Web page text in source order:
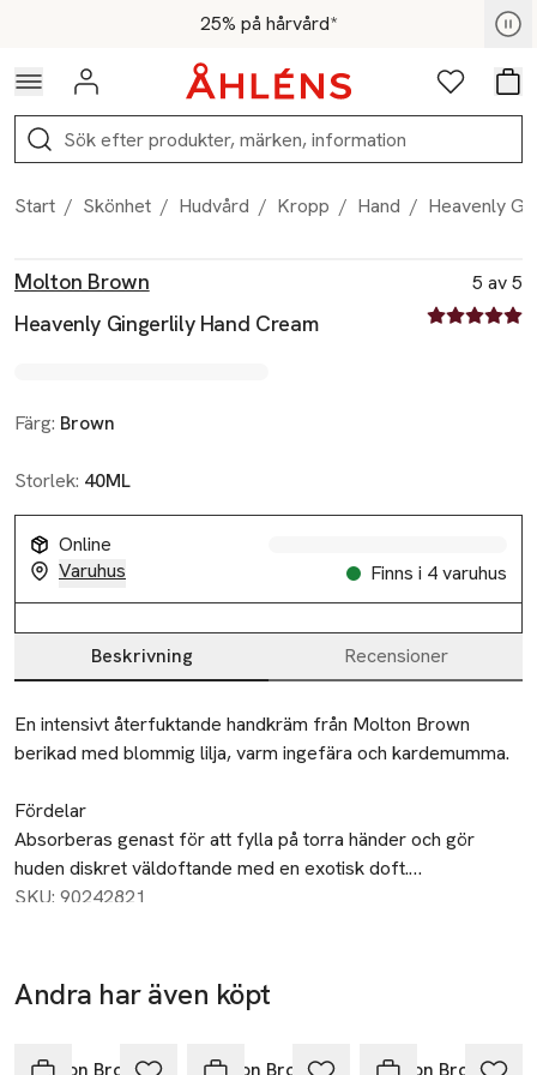
Hoppa till navigationsmenyn25% på hårvård*
För medlemmar - Shoppa nu
Logga in Favoriter
Sök
Start / Skönhet / Hudvård / Kropp / Hand / Heavenly
Molton Brown
Heavenly Gingerlily Hand Cream
5 av 5
5 av fem
Färg: Brown
Storlek: 40ML
Online
Varuhus
Finns i 4 varuhus
Beskrivning Recensioner
Beskrivning
En intensivt återfuktande handkräm från Molton Brown
berikad med blommig lilja, varm ingefära och kardemumma.
Fördelar
Absorberas genast för att fylla på torra händer och gör
huden diskret väldoftande med en exotisk doft.
för att återfukta händerna.
SKU: 90242821
Andra har även köpt